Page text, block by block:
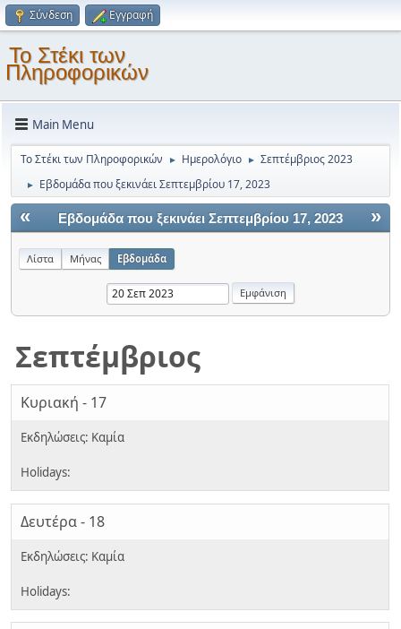
Σύνδεση Εγγραφή
Το Στέκι των
Πληροφορικών
Main Menu
Το Στέκι των Πληροφορικών ► Ημερολόγιο ► Σεπτέμβριος 2023
► Εβδομάδα που ξεκινάει Σεπτεμβρίου 17, 2023
« »
Εβδομάδα που ξεκινάει Σεπτεμβρίου 17, 2023
Λίστα Μήνας Εβδομάδα
Σεπτέμβριος
Κυριακή - 17
Δευτέρα - 18